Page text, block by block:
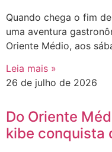
Quando chega o fim
uma aventura
Oriente Médio, aos
Leia mais »
26 de julho de 2026
Do Oriente
kibe conquista